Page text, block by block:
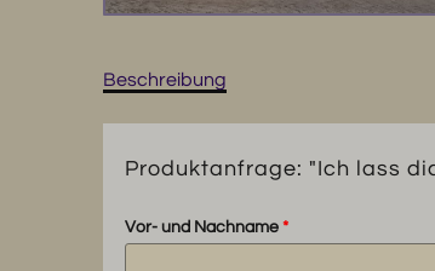
Beschreibung
Produktanfrage: "Ich lass
Vor- und Nachname*